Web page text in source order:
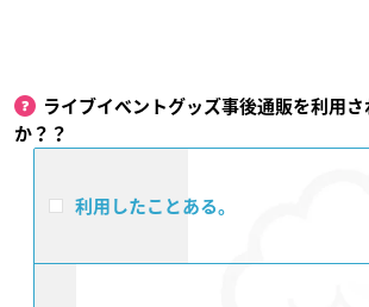
ライブイベントグッズ事後通販を利用
か？？
利用したことある。